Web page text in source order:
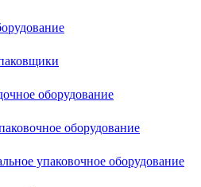
оборудование
оборудование
упаковочное оборудование